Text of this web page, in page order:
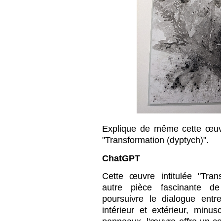
Explique de même cette
"Transformation (dyptych)".
ChatGPT
Cette œuvre intitulée
autre pièce fascinante
poursuivre le dialogue
intérieur et extérieur,